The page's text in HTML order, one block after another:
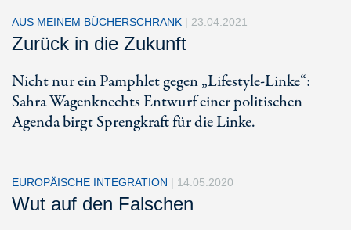
AUS MEINEM BÜCHERSCHRANK | 23.04.2021
Zurück in die Zukunft
Nicht nur ein Pamphlet gegen „Lifestyle-Linke“:
Sahra Wagenknechts Entwurf einer politischen
Agenda birgt Sprengkraft für die Linke.
EUROPÄISCHE INTEGRATION | 14.05.2020
Wut auf den Falschen